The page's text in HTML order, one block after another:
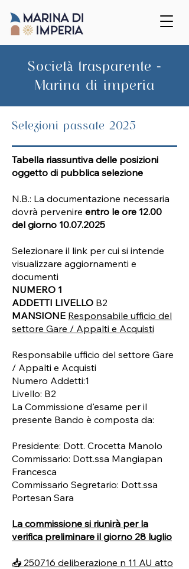
Società trasparente -
Marina di imperia
Selezioni passate 2025
Tabella riassuntiva delle posizioni
oggetto di pubblica selezione
N.B.: La documentazione necessaria
dovrà pervenire entro le ore 12.00
del giorno 10.07.2025
Selezionare il link per cui si intende
visualizzare aggiornamenti e
documenti
NUMERO 1
ADDETTI LIVELLO B2
MANSIONE Responsabile ufficio del
settore Gare / Appalti e Acquisti
Responsabile ufficio del settore Gare
/ Appalti e Acquisti
Numero Addetti:1
Livello: B2
La Commissione d'esame per il
presente Bando è composta da:
Presidente: Dott. Crocetta Manolo
Commissario: Dott.ssa Mangiapan
Francesca
Commissario Segretario: Dott.ssa
Portesan Sara
La commissione si riunirà per la
verifica preliminare il giorno 28 luglio
📥 250716 deliberazione n 11 AU atto